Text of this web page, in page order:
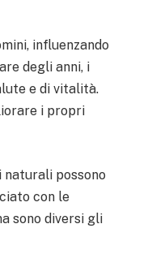
influenzando
degli anni, i
e di vitalità.
i propri
naturali possono
con le
sono diversi gli